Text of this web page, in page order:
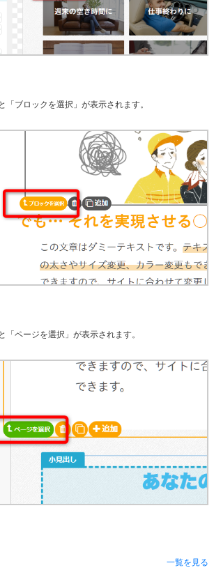
ブロックを選択」が表示されます。
ページを選択」が表示されます。
一覧を見る